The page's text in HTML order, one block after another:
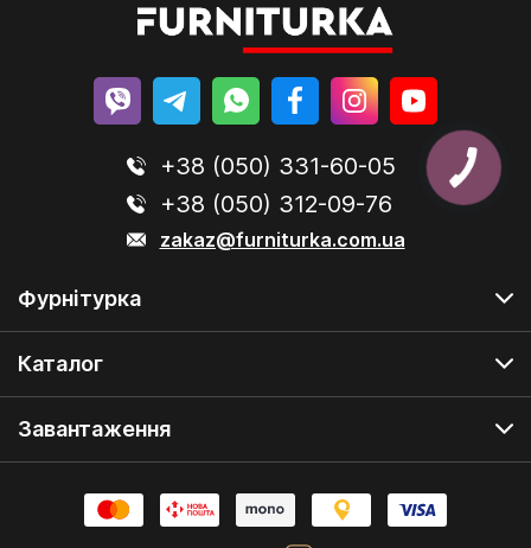
+38 (050) 331-60-05
+38 (050) 312-09-76
zakaz@furniturka.com.ua
Фурнітурка
Каталог
Завантаження